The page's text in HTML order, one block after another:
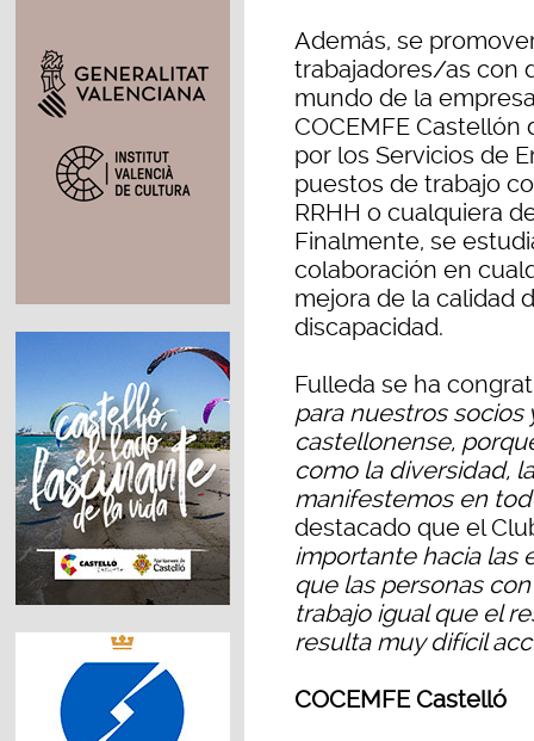
Además, se
trabajadores/as con
mundo de la
COCEMFE
por los Servicios de
puestos de trabajo
RRHH o cualquiera
Finalmente, se
colaboración en
mejora de la calidad
discapacidad.
Fulleda se ha
para nuestros socios
castellonense,
como la diversidad,
manifestemos en
destacado que el
importante hacia las
que las personas
trabajo igual que el
resulta muy difícil
COCEMFE Castelló